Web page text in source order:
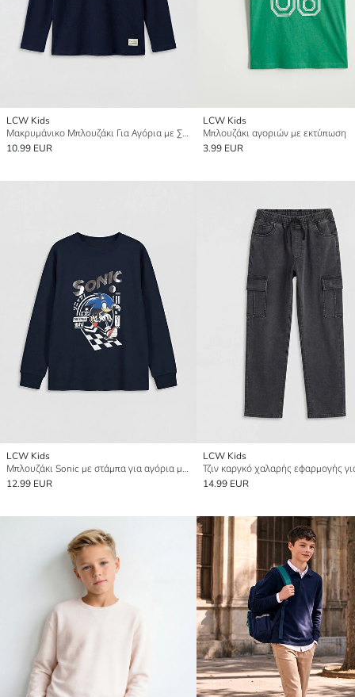
LCW Kids
Μακρυμάνικο Μπλουζάκι Για Αγόρια με Στρογγυλή Λαιμόκοψη
10.99 EUR
LCW Kids
Μπλουζάκι αγοριών με εκτύπωση
3.99 EUR
LCW Kids
Μπλουζάκι Sonic με στάμπα για αγόρια με στρογγυλή λαιμόκοψη
12.99 EUR
LCW Kids
14.99 EUR